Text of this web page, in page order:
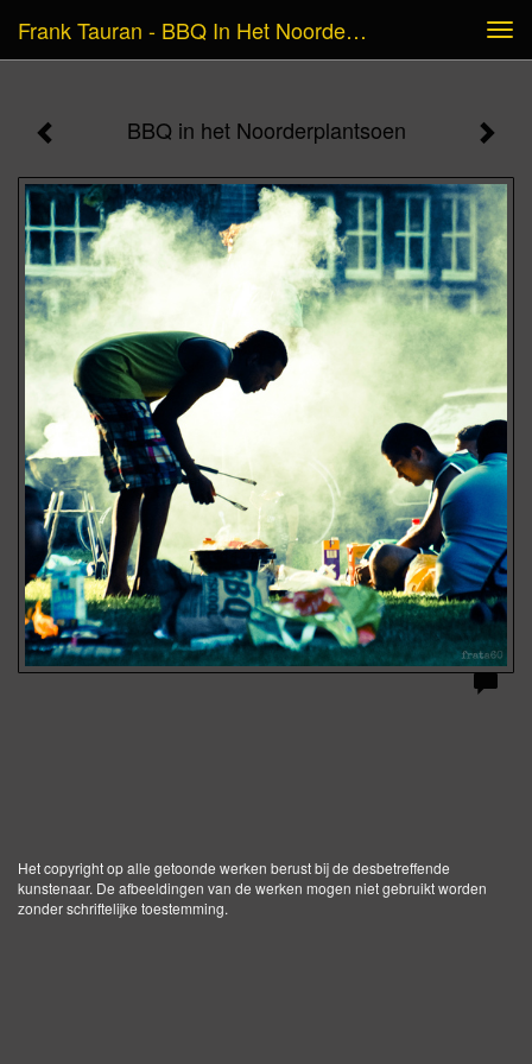
Frank Tauran - BBQ In Het Noorderplantsoen
BBQ in het Noorderplantsoen
Het copyright op alle getoonde werken berust bij de desbetreffende
kunstenaar. De afbeeldingen van de werken mogen niet gebruikt worden
zonder schriftelijke toestemming.